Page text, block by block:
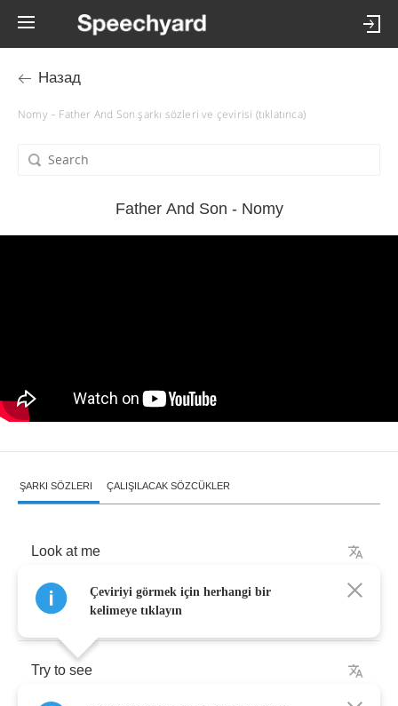
Назад
Nomy – Father And Son şarkı sözleri ve çevirisi (tıklatınca)
Father And Son - Nomy
ŞARKI SÖZLERI ÇALIŞILACAK SÖZCÜKLER
Look at me
I've got question and I
Try to see
Çeviriyi görmek için herhangi bir
kelimeye tıklayın